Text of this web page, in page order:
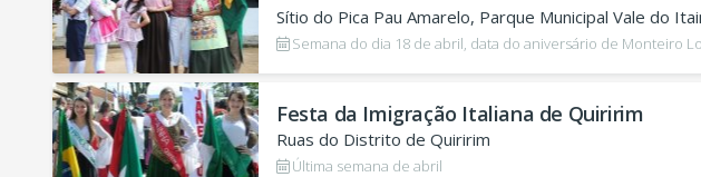
Sítio do Pica Pau Amarelo, Parque Municipal Vale do
Semana do dia 18 de abril, data do aniversário de Monteiro
Festa da Imigração Italiana de Quiririm
Ruas do Distrito de Quiririm
Última semana de abril